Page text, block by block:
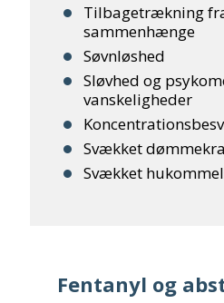
Tilbagetrækning
sammenhænge
Søvnløshed
Sløvhed og
vanskeligheder
Svækket
Svækket
Fentanyl og